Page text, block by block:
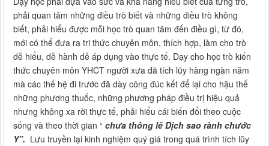
phải quan tâm những điều trò biết và những điều trò không
biết, phải hiểu được mỗi học trò quan tâm đến điều gì, từ đó,
mới có thể đưa ra tri thức chuyên môn, thích hợp, làm cho trò
dễ hiểu, dễ hành dễ áp dụng vào thực tế. Dạy cho học trò kiến
thức chuyên môn YHCT người xưa đã tích lũy hàng ngàn năm
mà các thế hệ đi trước đã dày công đúc kết để lại cho hậu thế
những phương thuốc, những phương pháp điều trị hiệu quả
nhưng không xa rời thực tế, phải hiểu cái biến đổi theo cuộc
sống và theo thời gian “ chưa thông lẽ Dịch sao rành chước
Y”. Lưu truyền lại kinh nghiệm quý giá trong quá trình tích lũy